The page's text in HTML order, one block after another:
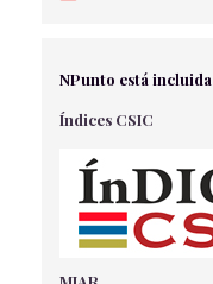
I CONGRESO
PROPUESTA AL DÍA
NPunto
- 01/04/2019
DIABETES
COMPLICACIONES
NPunto está
Índices CSIC